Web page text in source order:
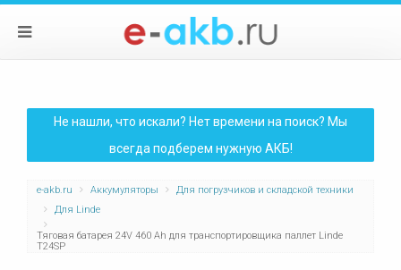
Не нашли, что искали? Нет времени на поиск? Мы
всегда подберем нужную АКБ!
e-akb.ru Аккумуляторы
Для погрузчиков и складской техники
Для Linde
Тяговая батарея 24V 460 Ah для транспортировщика паллет Linde
T24SP